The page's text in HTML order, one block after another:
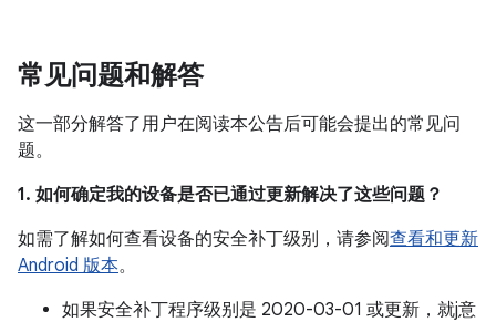
常见问题和解答
这一部分解答了用户在阅读本公告后可能会提出的常见问
题。
1. 如何确定我的设备是否已通过更新解决了这些问题？
如需了解如何查看设备的安全补丁级别，请参阅查看和更新
Android 版本。
如果安全补丁程序级别是 2020-03-01 或更新，就j意